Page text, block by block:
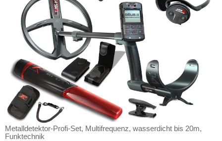
Metalldetektor-Profi-Set, Multifrequenz, wasserdicht bis 20m,
Funktechnik